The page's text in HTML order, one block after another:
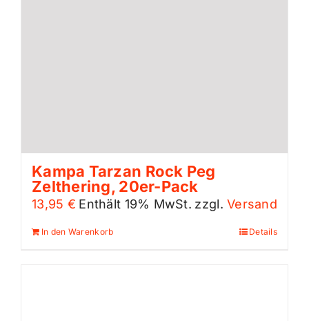
Kampa Tarzan Rock Peg
Zelthering, 20er-Pack
13,95 € Enthält 19% MwSt. zzgl.Versand
In den Warenkorb Details